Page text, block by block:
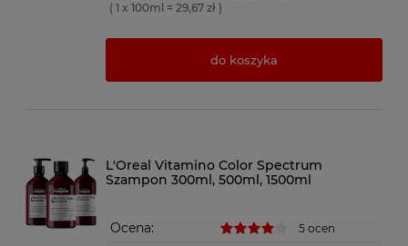
( 1 x 100ml = 29,67 zł )
do koszyka
L'Oreal Vitamino Color Spectrum
Szampon 300ml, 500ml, 1500ml
Ocena: 5 ocen